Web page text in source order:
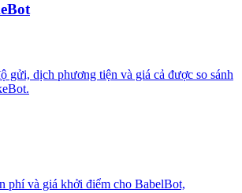
gửi, dịch phương tiện và giá cả được so sánh
phí và giá khởi điểm cho BabelBot,